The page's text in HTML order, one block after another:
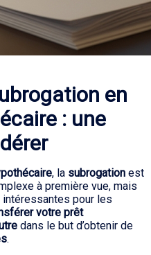
en
: une
, la subrogation est
à première vue, mais
pour les
votre prêt
dans le but d’obtenir de
.